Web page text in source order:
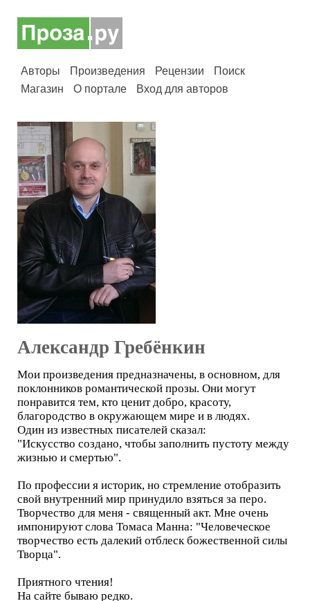
Авторы Произведения Рецензии
Поиск
Магазин
О портале Вход для авторов
Александр Гребёнкин
Мои произведения предназначены, в основном, для
поклонников романтической прозы. Они могут
понравится тем, кто ценит добро, красоту,
благородство в окружающем мире и в людях.
Один из известных писателей сказал:
"Искусство создано, чтобы заполнить пустоту между
жизнью и смертью".
По профессии я историк, но стремление отобразить
свой внутренний мир принудило взяться за перо.
Творчество для меня - священный акт. Мне очень
импонируют слова Томаса Манна: "Человеческое
творчество есть далекий отблеск божественной силы
Творца".
Приятного чтения!
На сайте бываю редко.